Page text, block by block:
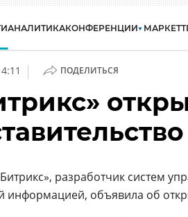
АНАЛИТИКАКОНФЕРЕНЦИИ МАРКЕТ
| ПОДЕЛИТЬСЯ
разработчик систем
информацией, объявила об